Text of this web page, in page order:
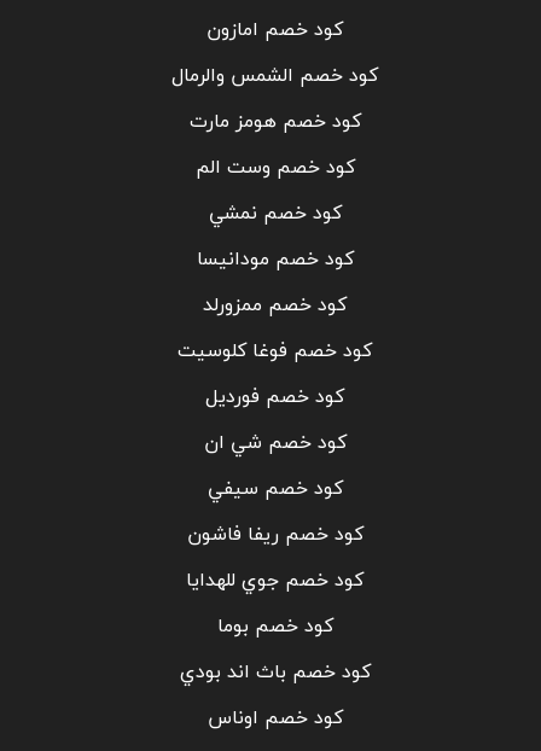
كود خصم امازون
كود خصم الشمس والرمال
كود خصم هومز مارت
كود خصم وست الم
كود خصم نمشي
كود خصم مودانيسا
كود خصم ممزورلد
كود خصم فوغا كلوسيت
كود خصم فورديل
كود خصم شي ان
كود خصم سيفي
كود خصم ريفا فاشون
كود خصم جوي للهدايا
كود خصم بوما
كود خصم باث اند بودي
كود خصم اوناس